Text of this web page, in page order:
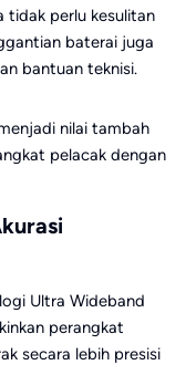
tidak perlu kesulitan
baterai juga
bantuan teknisi.
nilai tambah
pelacak dengan
Ultra Wideband
perangkat
secara lebih presisi